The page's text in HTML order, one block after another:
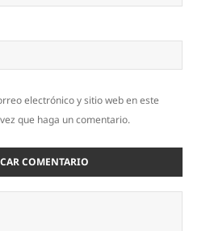
electrónico y sitio web en este
que haga un comentario.